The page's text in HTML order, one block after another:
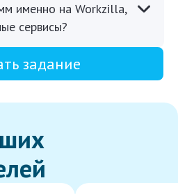
именно на Workzilla,
сервисы?
задание